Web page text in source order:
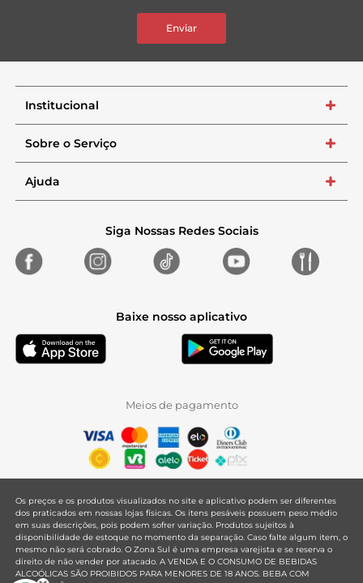
Enviar
Institucional +
Sobre o Serviço +
Ajuda +
Siga Nossas Redes Sociais
Baixe nosso aplicativo
Meios de pagamento
Os preços e os produtos visualizados no site e aplicativo podem ser diferentes
dos praticados em nossas lojas físicas. Os itens pesáveis possuem peso médio
em suas descrições, pois podem sofrer variação. Produtos sujeitos à
disponibilidade de estoque no momento da separação. Caso falte algum item, o
mesmo não será cobrado. O Zona Sul é uma empresa varejista e se reserva o
direito de não vender por atacado. A VENDA E O CONSUMO DE BEBIDAS
ALCOÓLICAS SÃO PROIBIDOS PARA MENORES DE 18 ANOS. BEBA COM